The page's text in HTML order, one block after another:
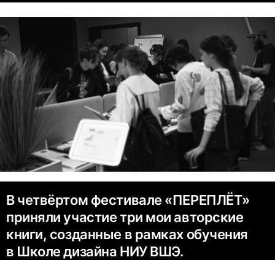
В четвёртом фестивале «ПЕРЕПЛЁТ»
приняли участие три мои авторские
книги, созданные в рамках обучения
в Школе дизайна НИУ ВШЭ.